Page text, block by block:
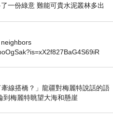
一份綠意 難能可貴水泥叢林多出
線搭橋？」龍疆對梅麗特說話的語
到梅麗特眺望大海和懸崖